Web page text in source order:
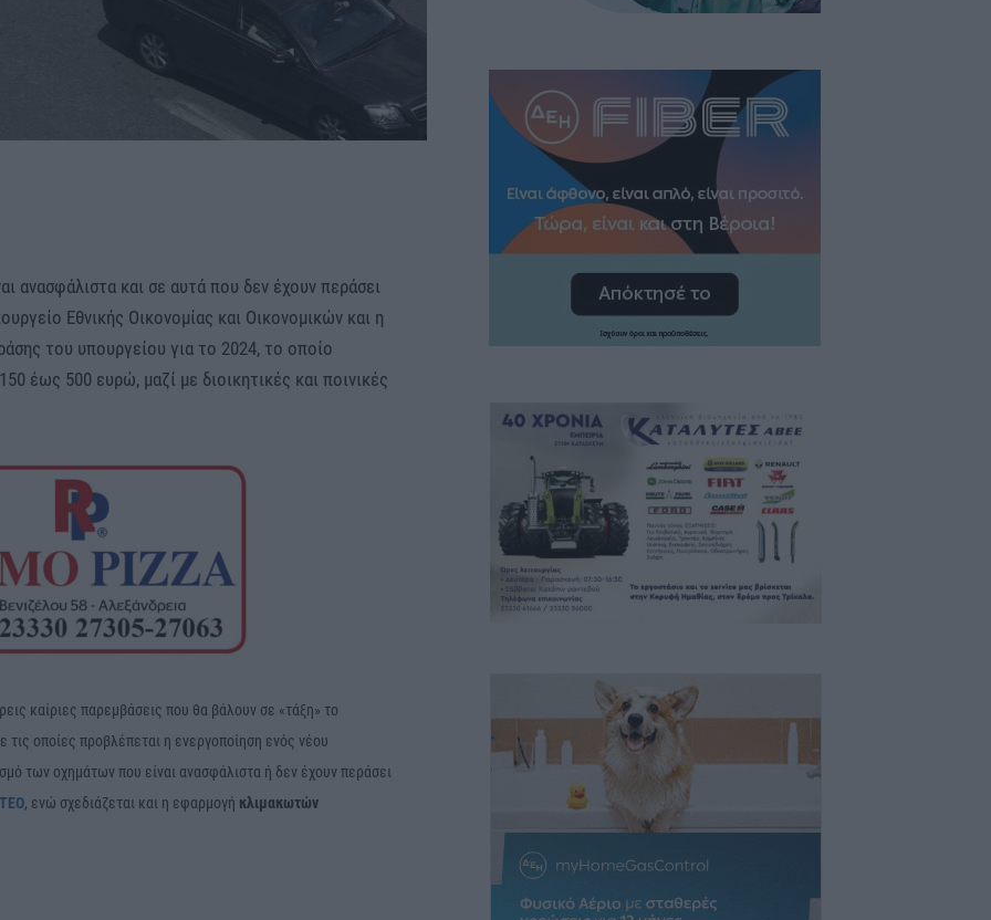
ανασφάλιστα και σε αυτά που δεν έχουν περάσει
Εθνικής Οικονομίας και Οικονομικών και η
του υπουργείου για το 2024, το οποίο
έως 500 ευρώ, μαζί με διοικητικές και ποινικές
καίριες παρεμβάσεις που θα βάλουν σε «τάξη» το
οποίες προβλέπεται η ενεργοποίηση ενός νέου
των οχημάτων που είναι ανασφάλιστα ή δεν έχουν περάσει
, ενώ σχεδιάζεται και η εφαρμογή κλιμακωτών